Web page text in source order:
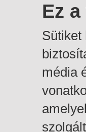
Ez
Sütiket
média